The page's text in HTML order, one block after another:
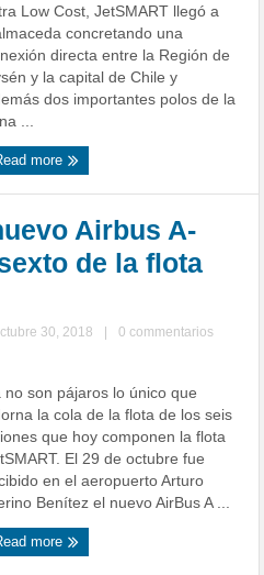
Low Cost, JetSMART llegó a
concretando una
directa entre la Región de
y la capital de Chile y
dos importantes polos de la
...
more
Airbus A-
de la flota
30, 2018
0 commentarios
no son pájaros lo único que
la cola de la flota de los seis
que hoy componen la flota
El 29 de octubre fue
en el aeropuerto Arturo
Benítez el nuevo AirBus A ...
more